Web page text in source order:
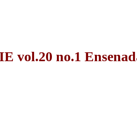
vol.20 no.1